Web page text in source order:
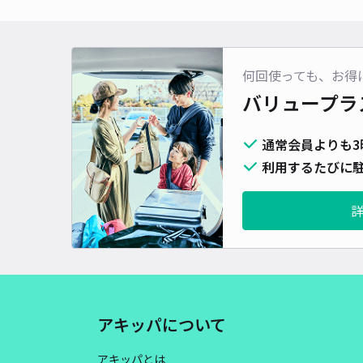
何回使っても、お得
バリュープ
通常会員よりも
利用するたびに
アキッパについて
アキッパとは